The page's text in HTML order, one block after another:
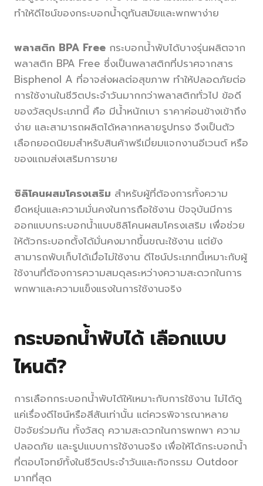
ทำให้ดีไซน์ของกระบอกน้ำดูทันสมัยและพกพาง่าย
พลาสติก BPA Free กระบอกน้ำพับได้บางรุ่นผลิตจาก
พลาสติก BPA Free ซึ่งเป็นพลาสติกที่ปราศจากสาร
Bisphenol A ที่อาจส่งผลต่อสุขภาพ ทำให้ปลอดภัยต่อ
การใช้งานในชีวิตประจำวันมากกว่าพลาสติกทั่วไป ข้อดี
ของวัสดุประเภทนี้ คือ มีน้ำหนักเบา ราคาค่อนข้างเข้าถึง
ง่าย และสามารถผลิตได้หลากหลายรูปทรง จึงเป็นตัว
เลือกยอดนิยมสำหรับสินค้าพรีเมี่ยมแจกงานอีเวนต์ หรือ
ของแถมส่งเสริมการขาย
ซิลิโคนผสมโครงเสริม สำหรับผู้ที่ต้องการทั้งความ
ยืดหยุ่นและความมั่นคงในการถือใช้งาน ปัจจุบันมีการ
ออกแบบกระบอกน้ำแบบซิลิโคนผสมโครงเสริม เพื่อช่วย
ให้ตัวกระบอกตั้งได้มั่นคงมากขึ้นขณะใช้งาน แต่ยัง
สามารถพับเก็บได้เมื่อไม่ใช้งาน ดีไซน์ประเภทนี้เหมาะกับผู้
ใช้งานที่ต้องการความสมดุลระหว่างความสะดวกในการ
พกพาและความแข็งแรงในการใช้งานจริง
กระบอกน้ำพับได้ เลือกแบบ
ไหนดี?
การเลือกกระบอกน้ำพับได้ให้เหมาะกับการใช้งาน ไม่ได้ดู
แค่เรื่องดีไซน์หรือสีสันเท่านั้น แต่ควรพิจารณาหลาย
ปัจจัยร่วมกัน ทั้งวัสดุ ความสะดวกในการพกพา ความ
ปลอดภัย และรูปแบบการใช้งานจริง เพื่อให้ได้กระบอกน้ำ
ที่ตอบโจทย์ทั้งในชีวิตประจำวันและกิจกรรม Outdoor
มากที่สุด